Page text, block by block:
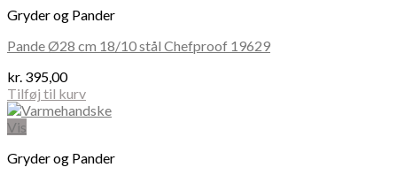
Gryder og Pander
Pande Ø28 cm 18/10 stål Chefproof 19629
kr. 395,00
Tilføj til kurv
Vis
Gryder og Pander